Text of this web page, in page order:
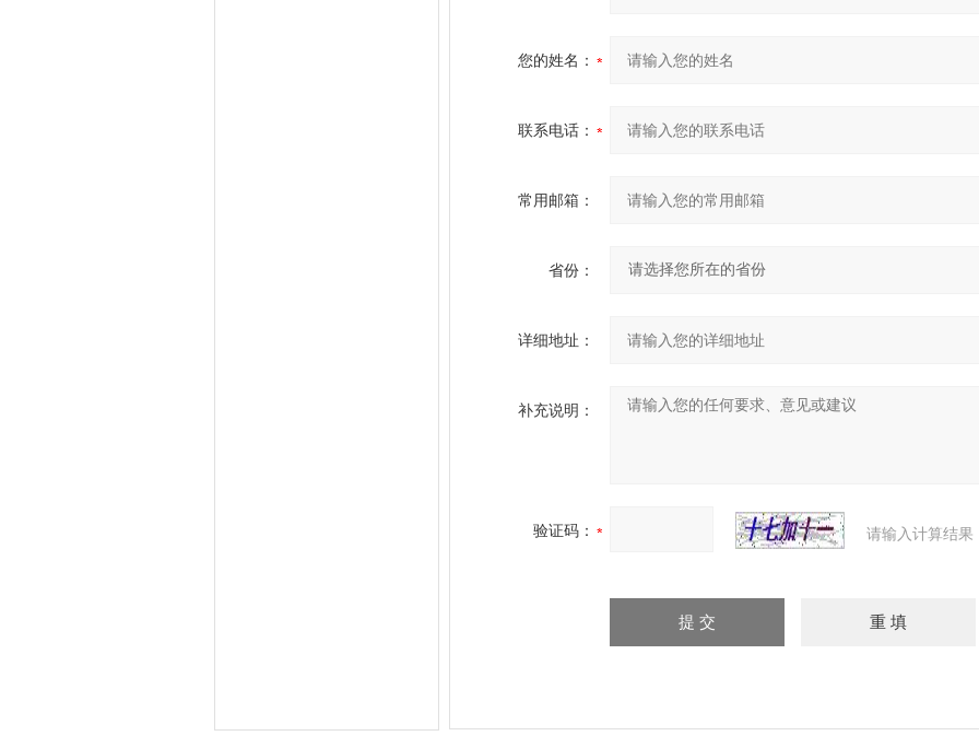
您的姓名：
联系电话：
常用邮箱：
省份：
详细地址：
补充说明：
验证码： 请输入计算结果